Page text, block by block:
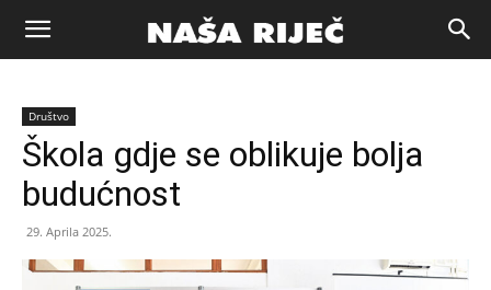
Naša
riječ
Društvo
Škola gdje se oblikuje bolja
budućnost
29. Aprila 2025.